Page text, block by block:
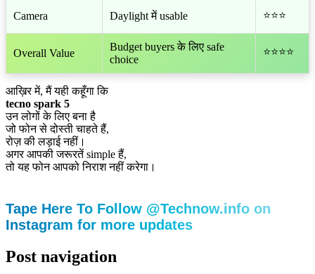
Camera Daylight में usable ⭐⭐⭐
Overall Value
Budget buyers के लिए safe
choice
⭐⭐⭐⭐
आख़िर में, मैं यही कहूँगा कि
tecno spark 5
उन लोगों के लिए बना है
जो फोन से दोस्ती चाहते हैं,
रोज़ की लड़ाई नहीं।
अगर आपकी जरूरतें simple हैं,
तो यह फोन आपको निराश नहीं करेगा।
Tape Here To Follow @Technow.info on
Instagram for more updates
Post navigation